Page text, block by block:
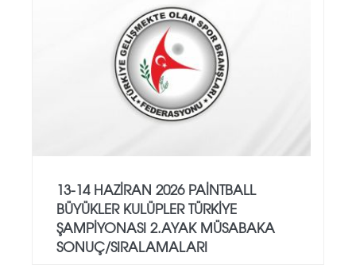
13-14 HAZİRAN 2026 PAİNTBALL
BÜYÜKLER KULÜPLER TÜRKİYE
ŞAMPİYONASI 2.AYAK MÜSABAKA
SONUÇ/SIRALAMALARI